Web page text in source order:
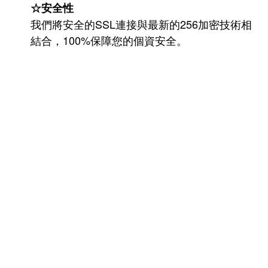
☆安全性
我們將安全的SSL連接與最新的256加密技術相
結合，100%保障您的個資安全。